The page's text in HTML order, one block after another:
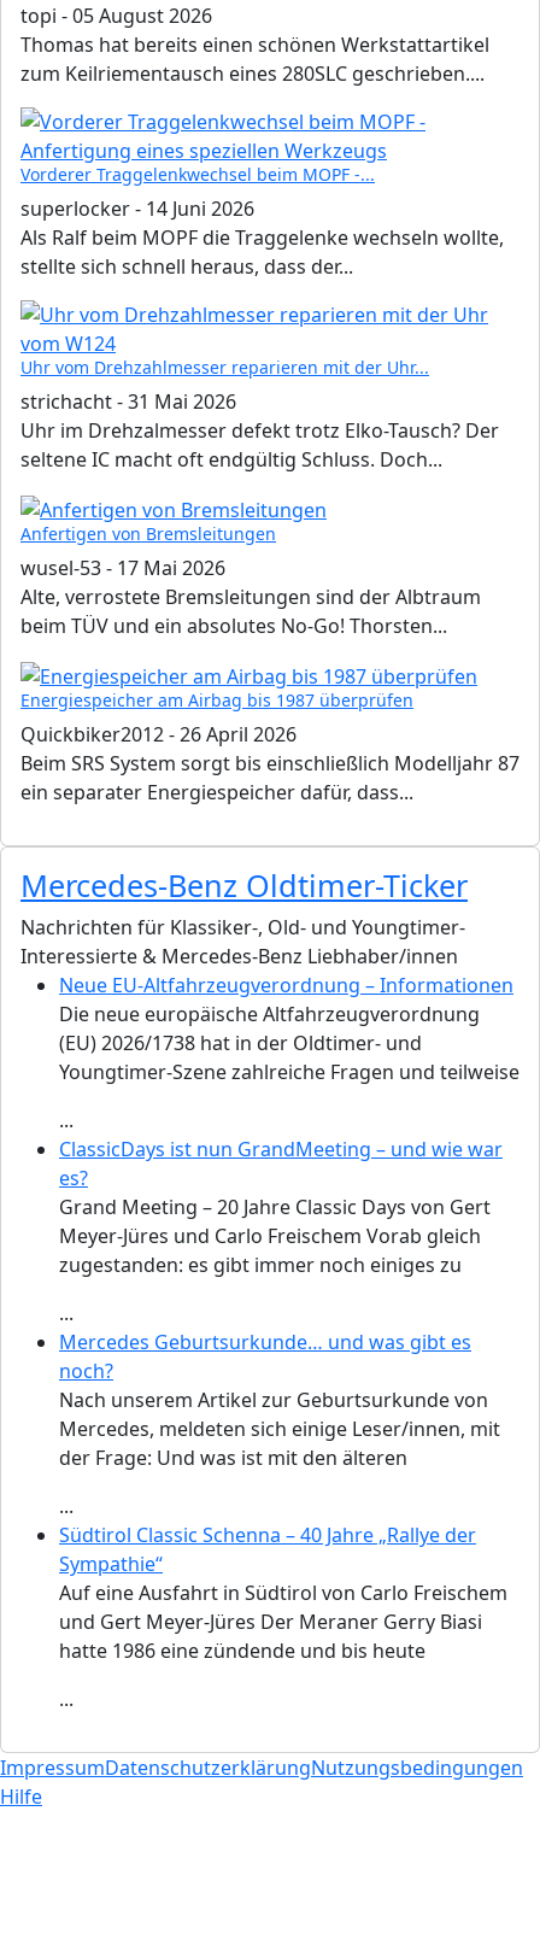
topi -05 August 2026
Thomas hat bereits einen schönen Werkstattartikel
zum Keilriementausch eines 280SLC geschrieben....
Vorderer Traggelenkwechsel beim MOPF -...
superlocker- 14 Juni 2026
Als Ralf beim MOPF die Traggelenke wechseln wollte,
stellte sich schnell heraus, dass der...
Uhr vom Drehzahlmesser reparieren mit der Uhr...
strichacht-31 Mai 2026
Uhr im Drehzalmesser defekt trotz Elko-Tausch? Der
seltene IC macht oft endgültig Schluss. Doch...
Anfertigen von Bremsleitungen
wusel-53- 17 Mai 2026
Alte, verrostete Bremsleitungen sind der Albtraum
beim TÜV und ein absolutes No-Go! Thorsten...
Energiespeicher am Airbag bis 1987 überprüfen
Quickbiker2012-26 April 2026
Beim SRS System sorgt bis einschließlich Modelljahr 87
ein separater Energiespeicher dafür, dass...
Mercedes-Benz Oldtimer-Ticker
Nachrichten für Klassiker-, Old- und Youngtimer-
Interessierte & Mercedes-Benz Liebhaber/innen
Neue EU-Altfahrzeugverordnung – Informationen
Die neue europäische Altfahrzeugverordnung
(EU) 2026/1738 hat in der Oldtimer- und
Youngtimer-Szene zahlreiche Fragen und teilweise
...
ClassicDays ist nun GrandMeeting – und wie war
es?
Grand Meeting – 20 Jahre Classic Days von Gert
Meyer-Jüres und Carlo Freischem Vorab gleich
zugestanden: es gibt immer noch einiges zu
...
Mercedes Geburtsurkunde… und was gibt es
noch?
Nach unserem Artikel zur Geburtsurkunde von
Mercedes, meldeten sich einige Leser/innen, mit
der Frage: Und was ist mit den älteren
...
Südtirol Classic Schenna – 40 Jahre „Rallye der
Sympathie“
Auf eine Ausfahrt in Südtirol von Carlo Freischem
und Gert Meyer-Jüres Der Meraner Gerry Biasi
hatte 1986 eine zündende und bis heute
...
ImpressumDatenschutzerklärungNutzungsbedingungen
Hilfe